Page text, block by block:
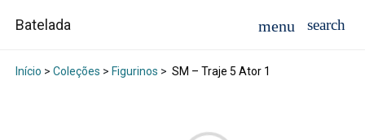
Batelada
Início > Coleções > Figurinos > SM – Traje 5 Ator 1